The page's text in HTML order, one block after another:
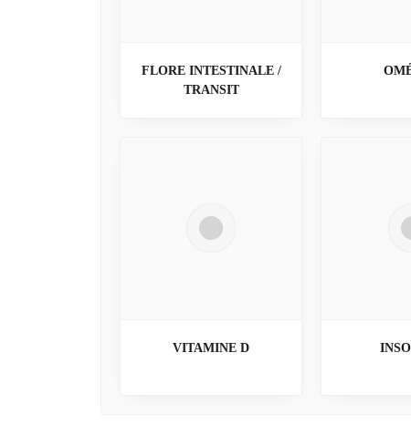
FLORE INTESTINALE /
TRANSIT
VITAMINE D